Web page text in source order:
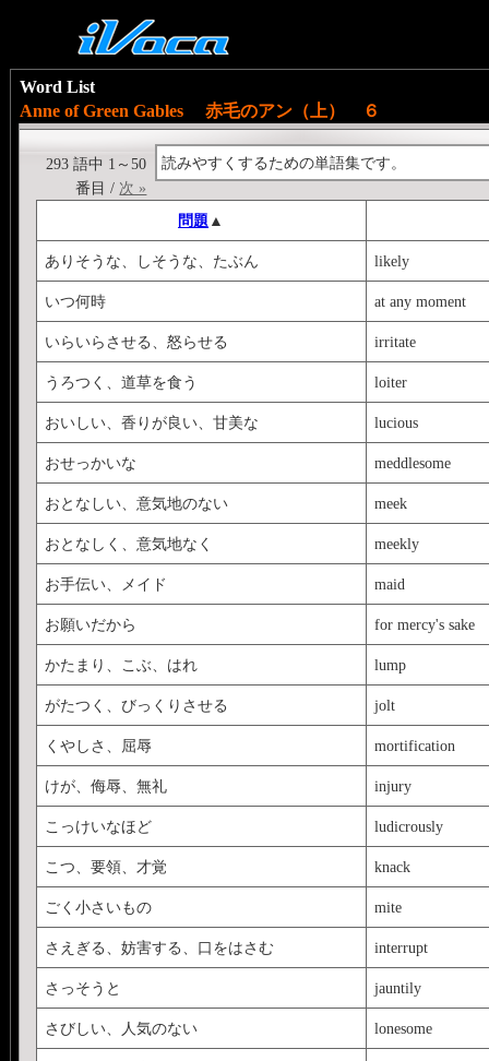
Word List
Anne of Green Gables 赤毛のアン（上） ６
読みやすくするための単語集です。
293 語中 1～50
番目 / 次 »
問題 ▲
ありそうな、しそうな、たぶん likely
いつ何時 at any moment
いらいらさせる、怒らせる irritate
うろつく、道草を食う loiter
おいしい、香りが良い、甘美な lucious
おせっかいな meddlesome
おとなしい、意気地のない meek
おとなしく、意気地なく meekly
お手伝い、メイド maid
お願いだから for mercy's sake
かたまり、こぶ、はれ lump
がたつく、びっくりさせる jolt
くやしさ、屈辱 mortification
けが、侮辱、無礼 injury
こっけいなほど ludicrously
こつ、要領、才覚 knack
ごく小さいもの mite
さえぎる、妨害する、口をはさむ interrupt
さっそうと jauntily
さびしい、人気のない lonesome